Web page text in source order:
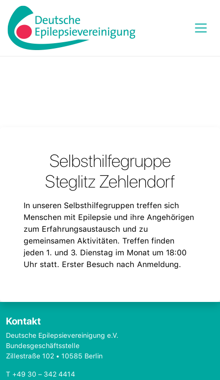
Selbsthilfegruppe
Steglitz Zehlendorf
In unseren Selbsthilfegruppen treffen sich
Menschen mit Epilepsie und ihre Angehörigen
zum Erfahrungsaustausch und zu
gemeinsamen Aktivitäten. Treffen finden
jeden 1. und 3. Dienstag im Monat um 18:00
Uhr statt. Erster Besuch nach Anmeldung.
Kontakt
Deutsche Epilepsievereinigung e.V.
Bundesgeschäftsstelle
Zillestraße 102 • 10585 Berlin
T +49 30 – 342 4414